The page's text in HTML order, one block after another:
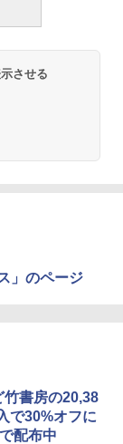
させる
」のページ
竹書房の20,38
で30%オフに
配布中